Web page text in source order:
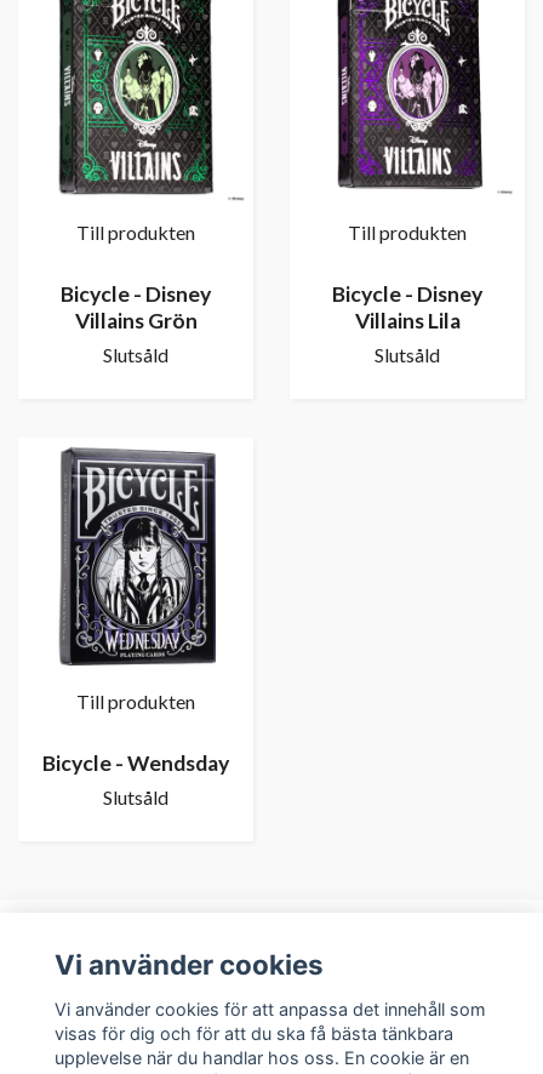
Till produkten
Bicycle - Disney
Villains Grön
Slutsåld
Till produkten
Bicycle - Disney
Villains Lila
Slutsåld
Till produkten
Bicycle - Wendsday
Slutsåld
Kundservice
Vi använder cookies
Vi använder cookies för att anpassa det innehåll som
visas för dig och för att du ska få bästa tänkbara
upplevelse när du handlar hos oss. En cookie är en